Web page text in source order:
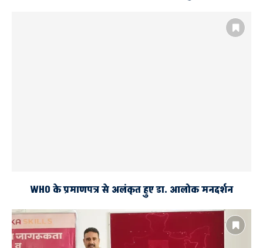
WHO के प्रमाणपत्र से अलंकृत हुए डा. आलोक मनदर्शन